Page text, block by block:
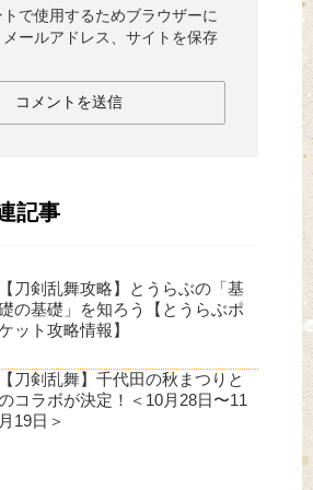
で使用するためブラウザーに
メールアドレス、サイトを保存
記事
【刀剣乱舞攻略】とうらぶの「基
の基礎」を知ろう【とうらぶポ
ット攻略情報】
【刀剣乱舞】千代田の秋まつりと
コラボが決定！＜10月28日〜11
月19日＞